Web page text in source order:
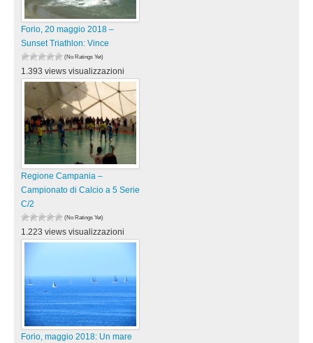
Forio, 20 maggio 2018 –
Sunset Triathlon: Vince
(No Ratings Yet)
1.393 views visualizzazioni
Regione Campania –
Campionato di Calcio a 5 Serie
C/2
(No Ratings Yet)
1.223 views visualizzazioni
Forio, maggio 2018: Un mare